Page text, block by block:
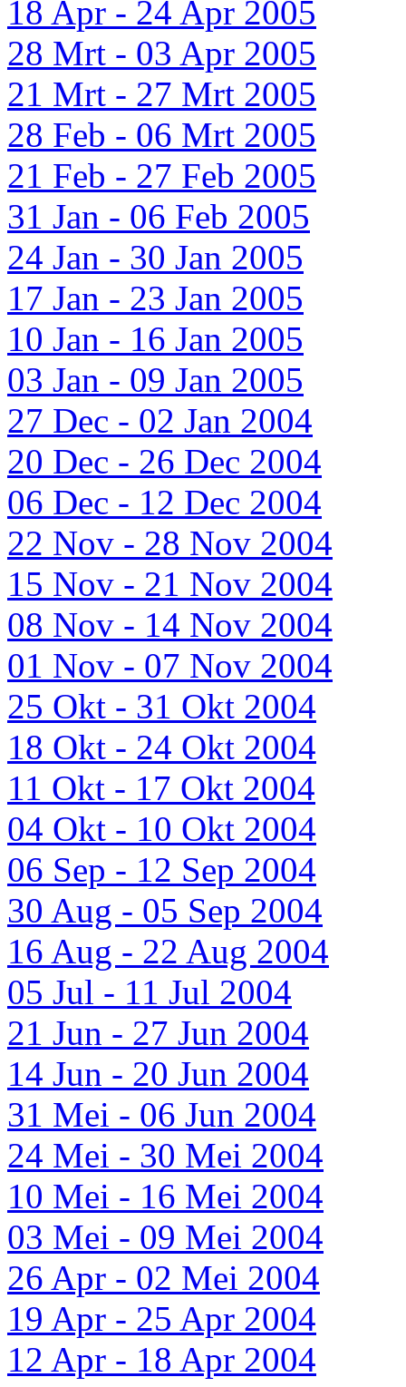
18 Apr - 24 Apr 2005
28 Mrt - 03 Apr 2005
21 Mrt - 27 Mrt 2005
28 Feb - 06 Mrt 2005
21 Feb - 27 Feb 2005
31 Jan - 06 Feb 2005
24 Jan - 30 Jan 2005
17 Jan - 23 Jan 2005
10 Jan - 16 Jan 2005
03 Jan - 09 Jan 2005
27 Dec - 02 Jan 2004
20 Dec - 26 Dec 2004
06 Dec - 12 Dec 2004
22 Nov - 28 Nov 2004
15 Nov - 21 Nov 2004
08 Nov - 14 Nov 2004
01 Nov - 07 Nov 2004
25 Okt - 31 Okt 2004
18 Okt - 24 Okt 2004
11 Okt - 17 Okt 2004
04 Okt - 10 Okt 2004
06 Sep - 12 Sep 2004
30 Aug - 05 Sep 2004
16 Aug - 22 Aug 2004
05 Jul - 11 Jul 2004
21 Jun - 27 Jun 2004
14 Jun - 20 Jun 2004
31 Mei - 06 Jun 2004
24 Mei - 30 Mei 2004
10 Mei - 16 Mei 2004
03 Mei - 09 Mei 2004
26 Apr - 02 Mei 2004
19 Apr - 25 Apr 2004
12 Apr - 18 Apr 2004